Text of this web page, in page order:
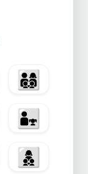
👨‍👩‍👦‍👦
👨‍👧
👩‍👦‍👦